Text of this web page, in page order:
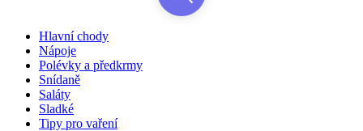
Hlavní chody
Nápoje
Polévky a předkrmy
Snídaně
Saláty
Sladké
Tipy pro vaření